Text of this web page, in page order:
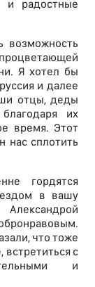
и радостные
возможность
Я хотел бы
и далее
отцы, деды
их
время. Этот
нас сплотить
гордятся
в вашу
что тоже
встретиться с
и